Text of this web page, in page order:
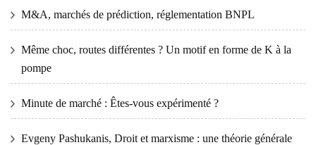
M&A, marchés de prédiction, réglementation BNPL
Même choc, routes différentes ? Un motif en forme de K à la
pompe
Minute de marché : Êtes-vous expérimenté ?
Evgeny Pashukanis, Droit et marxisme : une théorie générale